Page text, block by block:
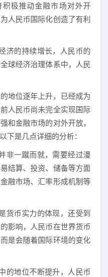
极推动金融市场对外开
人民币国际化创造了有利
济的持续增长，人民币的
球经济治理体系中，人民
地位逐年上升，已经成为
人民币尚未完全实现国际
和金融市场的对外开放，
下是几点详细的分析：
非一蹴而就，需要经过漫
结算、投资、储备等方面
融市场、汇率形成机制等
货币实力的体现，还受到
影响，人民币在世界货币
是会随着国际环境的变化
的地位不断提升，人民币